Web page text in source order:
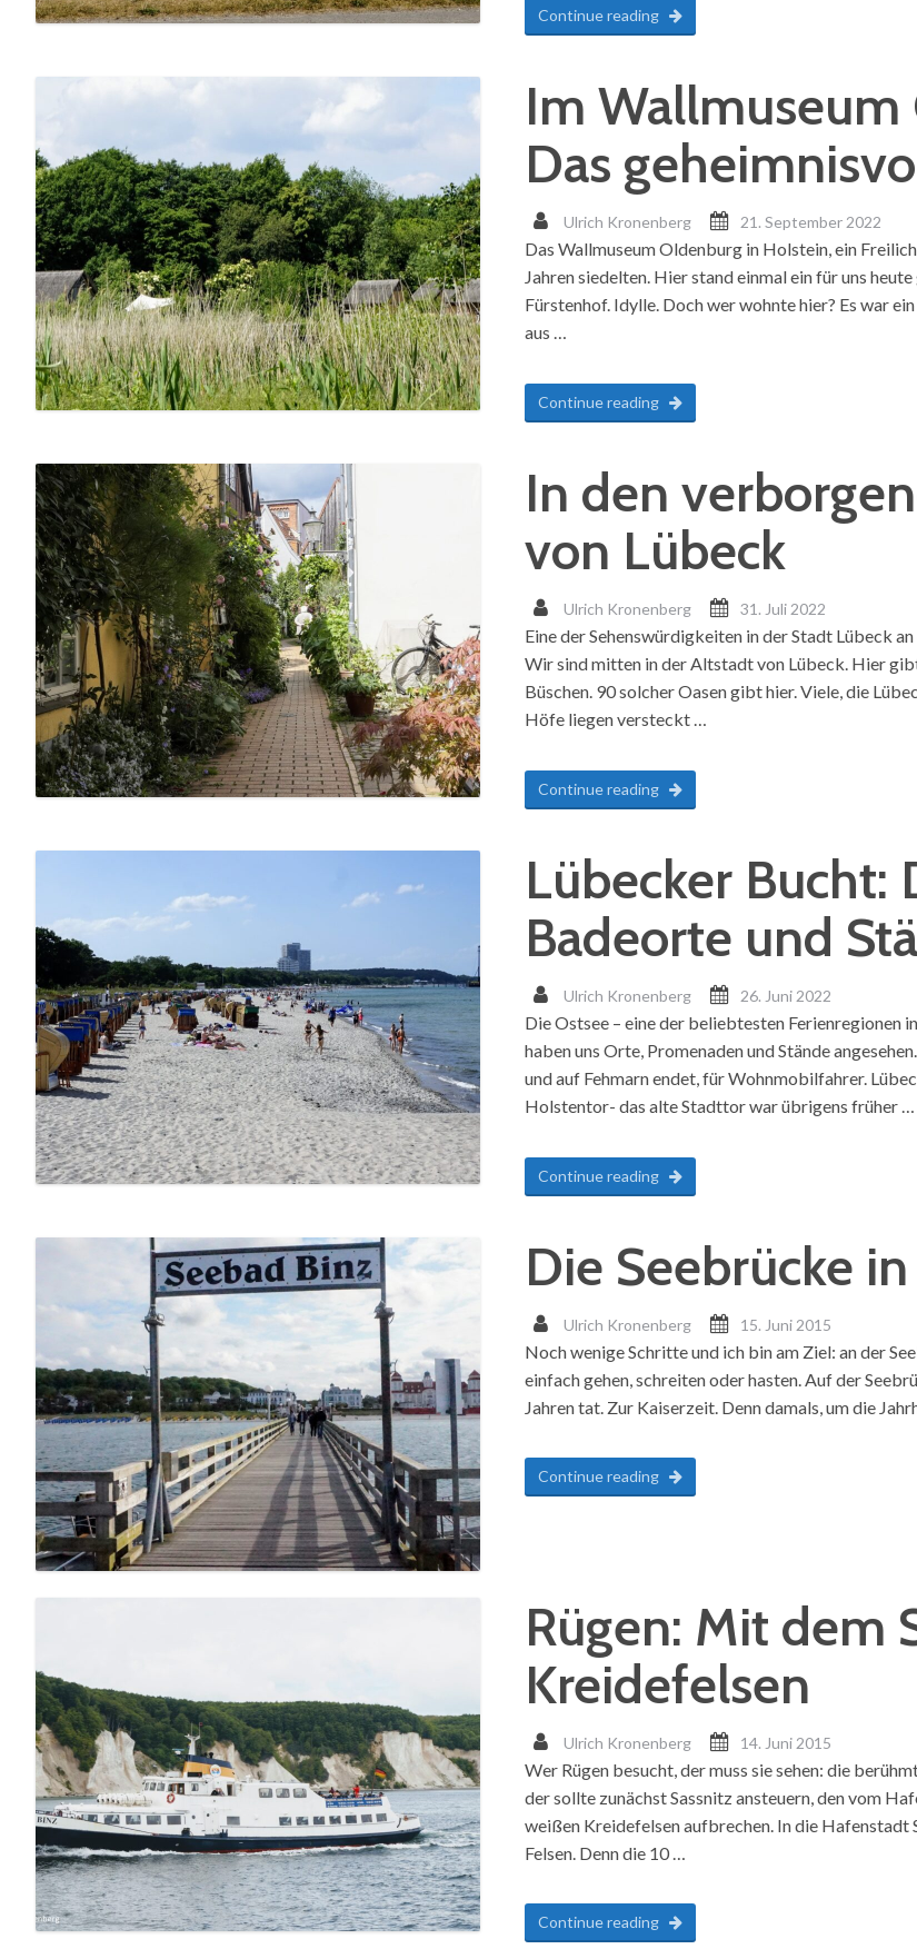
Continue reading
Im
Das
Ulrich Kronenberg 21. September 2022
Das Wallmuseum Oldenburg in Holstein, ein
Jahren siedelten. Hier stand einmal ein für uns
Fürstenhof. Idylle. Doch wer wohnte hier? Es war
aus …
Continue reading
In den
von Lübeck
Ulrich Kronenberg 31. Juli 2022
Eine der Sehenswürdigkeiten in der Stadt Lübeck
Wir sind mitten in der Altstadt von Lübeck. Hier
Büschen. 90 solcher Oasen gibt hier. Viele, die
Höfe liegen versteckt …
Continue reading
Lübecker Bucht:
Badeorte und
Ulrich Kronenberg 26. Juni 2022
Die Ostsee – eine der beliebtesten Ferienregionen
haben uns Orte, Promenaden und Stände
und auf Fehmarn endet, für Wohnmobilfahrer.
Holstentor- das alte Stadttor war übrigens früher …
Continue reading
Die Seebrücke
Ulrich Kronenberg 15. Juni 2015
Noch wenige Schritte und ich bin am Ziel: an der
einfach gehen, schreiten oder hasten. Auf der
Jahren tat. Zur Kaiserzeit. Denn damals, um die
Continue reading
Rügen: Mit dem
Kreidefelsen
Ulrich Kronenberg 14. Juni 2015
Wer Rügen besucht, der muss sie sehen: die
der sollte zunächst Sassnitz ansteuern, den vom
weißen Kreidefelsen aufbrechen. In die Hafenstadt
Felsen. Denn die 10 …
Continue reading